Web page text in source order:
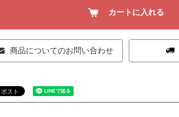
カートに入れる
商品についてのお問い合わせ